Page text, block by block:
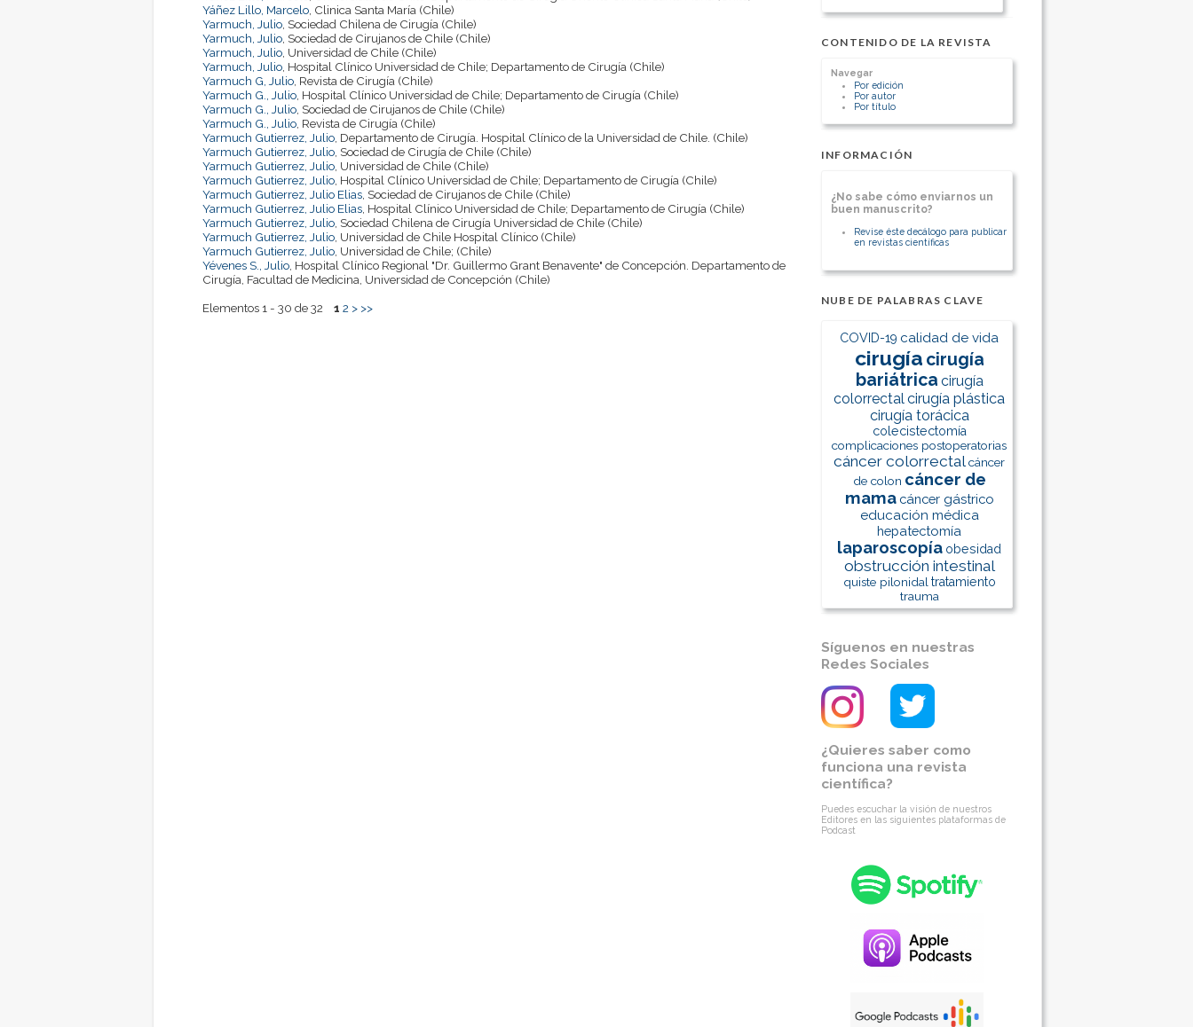
CONTENIDO DE LA REVISTA
Navegar
Por edición
Por autor
Por título
INFORMACIÓN
¿No sabe cómo enviarnos un
buen manuscrito?
Revise éste decálogo para publicar
en revistas científicas
NUBE DE PALABRAS CLAVE
COVID-19 calidad de vida
cirugía cirugía
bariátrica cirugía
colorrectalcirugía plástica
cirugía torácica
colecistectomía
complicaciones postoperatorias
cáncer colorrectalcáncer
de colon cáncer de
mama cáncer gástrico
educación médica
hepatectomía
laparoscopía obesidad
obstrucción intestinal
quiste pilonidal tratamiento
trauma
Síguenos en nuestras
Redes Sociales
¿Quieres saber como
funciona una revista
científica?
Puedes escuchar la visión de nuestros
Editores en las siguientes plataformas de
Podcast
Yáñez Lillo, Marcelo, Clinica Santa María (Chile)
Yarmuch, Julio, Sociedad Chilena de Cirugía (Chile)
Yarmuch, Julio, Sociedad de Cirujanos de Chile (Chile)
Yarmuch, Julio, Universidad de Chile (Chile)
Yarmuch, Julio, Hospital Clínico Universidad de Chile; Departamento de Cirugía (Chile)
Yarmuch G, Julio, Revista de Cirugía (Chile)
Yarmuch G., Julio, Hospital Clínico Universidad de Chile; Departamento de Cirugía (Chile)
Yarmuch G., Julio, Sociedad de Cirujanos de Chile (Chile)
Yarmuch G., Julio, Revista de Cirugía (Chile)
Yarmuch Gutierrez, Julio, Departamento de Cirugía. Hospital Clínico de la Universidad de Chile. (Chile)
Yarmuch Gutierrez, Julio, Sociedad de Cirugía de Chile (Chile)
Yarmuch Gutierrez, Julio, Universidad de Chile (Chile)
Yarmuch Gutierrez, Julio, Hospital Clínico Universidad de Chile; Departamento de Cirugía (Chile)
Yarmuch Gutierrez, Julio Elias, Sociedad de Cirujanos de Chile (Chile)
Yarmuch Gutierrez, Julio Elias, Hospital Clínico Universidad de Chile; Departamento de Cirugía (Chile)
Yarmuch Gutierrez, Julio, Sociedad Chilena de Cirugía Universidad de Chile (Chile)
Yarmuch Gutierrez, Julio, Universidad de Chile Hospital Clínico (Chile)
Yarmuch Gutierrez, Julio, Universidad de Chile; (Chile)
Yévenes S., Julio, Hospital Clínico Regional "Dr. Guillermo Grant Benavente" de Concepción. Departamento de
Cirugía, Facultad de Medicina, Universidad de Concepción (Chile)
Elementos 1 - 30 de 32 1 2 > >>